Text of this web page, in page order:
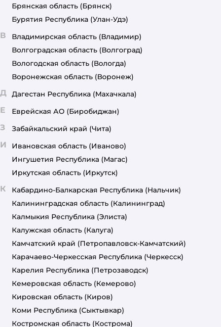
Брянская область (Брянск)
Бурятия Республика (Улан-Удэ)
В Владимирская область (Владимир)
Волгоградская область (Волгоград)
Вологодская область (Вологда)
Воронежская область (Воронеж)
Д Дагестан Республика (Махачкала)
Е Еврейская АО (Биробиджан)
З Забайкальский край (Чита)
И Ивановская область (Иваново)
Ингушетия Республика (Магас)
Иркутская область (Иркутск)
К Кабардино-Балкарская Республика (Нальчик)
Калининградская область (Калининград)
Калмыкия Республика (Элиста)
Калужская область (Калуга)
Камчатский край (Петропавловск-Камчатский)
Карачаево-Черкесская Республика (Черкесск)
Карелия Республика (Петрозаводск)
Кемеровская область (Кемерово)
Кировская область (Киров)
Коми Республика (Сыктывкар)
Костромская область (Кострома)